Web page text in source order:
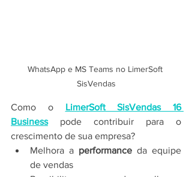
WhatsApp e MS Teams no LimerSoft
SisVendas
Como o
LimerSoft SisVendas 16
Business pode contribuir para o
crescimento de sua empresa?
Melhora a performance da equipe
de vendas